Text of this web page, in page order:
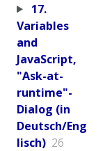
17.
Variables
and
JavaScript,
"Ask-at-
runtime"-
Dialog (in
Deutsch/Eng
lisch) 26